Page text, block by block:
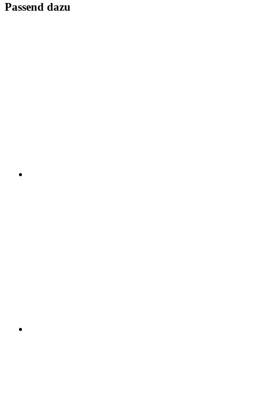
Passend dazu